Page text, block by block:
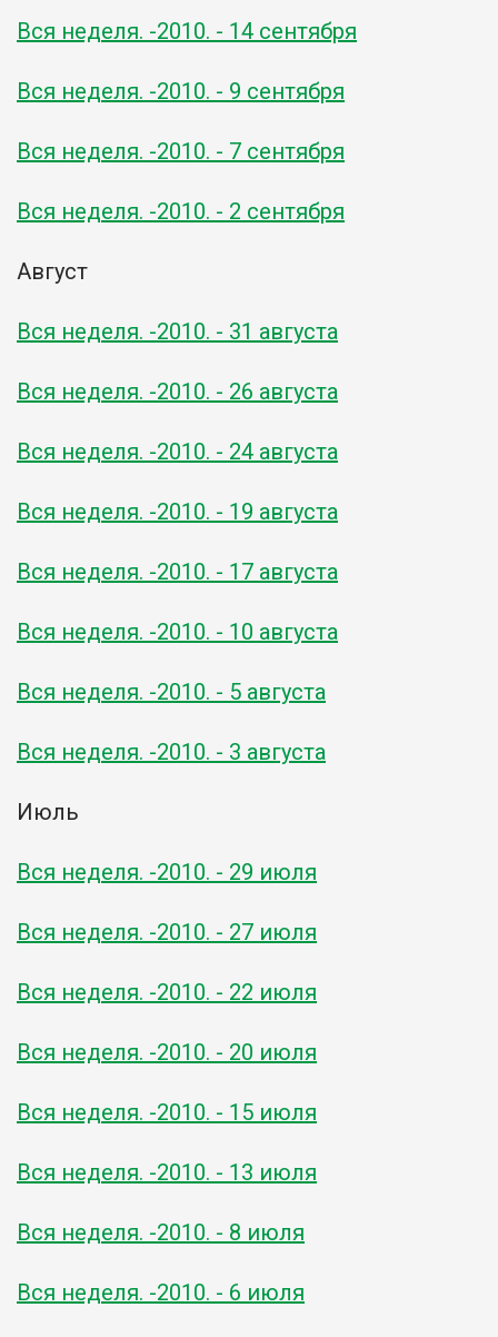
Вся неделя. -2010. - 14 сентября
Вся неделя. -2010. - 9 сентября
Вся неделя. -2010. - 7 сентября
Вся неделя. -2010. - 2 сентября
Август
Вся неделя. -2010. - 31 августа
Вся неделя. -2010. - 26 августа
Вся неделя. -2010. - 24 августа
Вся неделя. -2010. - 19 августа
Вся неделя. -2010. - 17 августа
Вся неделя. -2010. - 10 августа
Вся неделя. -2010. - 5 августа
Вся неделя. -2010. - 3 августа
Июль
Вся неделя. -2010. - 29 июля
Вся неделя. -2010. - 27 июля
Вся неделя. -2010. - 22 июля
Вся неделя. -2010. - 20 июля
Вся неделя. -2010. - 15 июля
Вся неделя. -2010. - 13 июля
Вся неделя. -2010. - 8 июля
Вся неделя. -2010. - 6 июля